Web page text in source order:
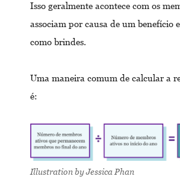
Isso geralmente acontece com os
associam por causa de um benefício
como brindes.
Uma maneira comum de calcular a
é:
Illustration by Jessica Phan